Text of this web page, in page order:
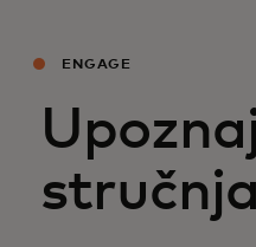
ENGAGE